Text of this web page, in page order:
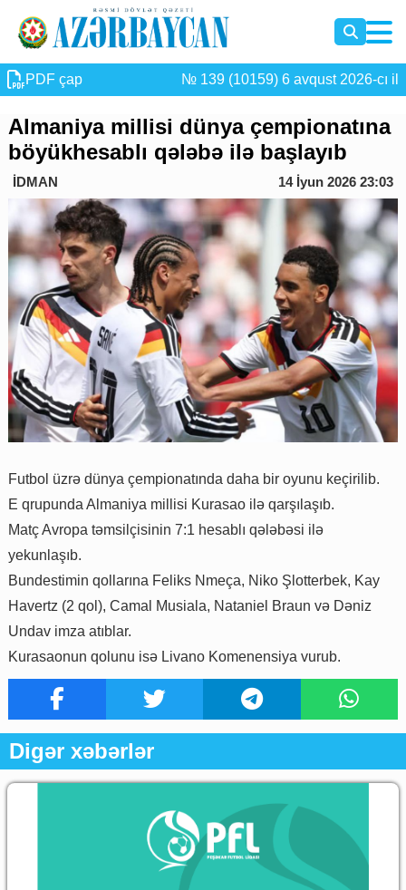
PDF çap № 139 (10159) 6 avqust 2026-cı il
Almaniya millisi dünya çempionatına
böyükhesablı qələbə ilə başlayıb
İDMAN 14 İyun 2026 23:03
Futbol üzrə dünya çempionatında daha bir oyunu keçirilib.
E qrupunda Almaniya millisi Kurasao ilə qarşılaşıb.
Matç Avropa təmsilçisinin 7:1 hesablı qələbəsi ilə
yekunlaşıb.
Bundestimin qollarına Feliks Nmeça, Niko Şlotterbek, Kay
Havertz (2 qol), Camal Musiala, Nataniel Braun və Dəniz
Undav imza atıblar.
Kurasaonun qolunu isə Livano Komenensiya vurub.
Digər xəbərlər